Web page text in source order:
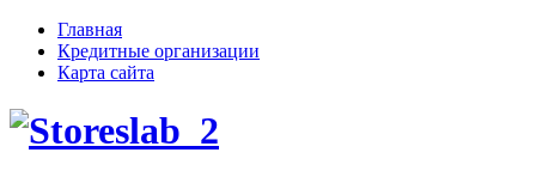
Главная
Кредитные организации
Карта сайта